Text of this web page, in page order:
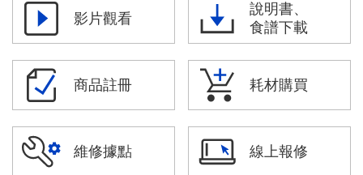
影片觀看
說明書、
食譜下載
商品註冊 耗材購買
維修據點 線上報修